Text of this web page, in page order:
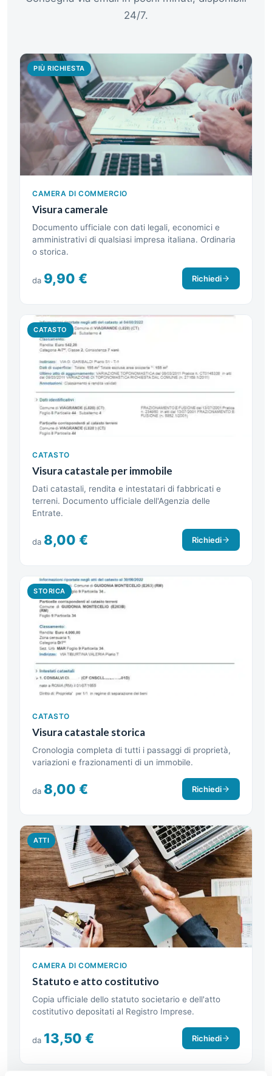
24/7.
PIÙ RICHIESTA
CAMERA DI COMMERCIO
Visura camerale
Documento ufficiale con dati legali, economici e
amministrativi di qualsiasi impresa italiana. Ordinaria
o storica.
da 9,90 € Richiedi
CATASTO
CATASTO
Visura catastale per immobile
Dati catastali, rendita e intestatari di fabbricati e
terreni. Documento ufficiale dell'Agenzia delle
Entrate.
da 8,00 € Richiedi
STORICA
CATASTO
Visura catastale storica
Cronologia completa di tutti i passaggi di proprietà,
variazioni e frazionamenti di un immobile.
da 8,00 € Richiedi
ATTI
CAMERA DI COMMERCIO
Statuto e atto costitutivo
Copia ufficiale dello statuto societario e dell'atto
costitutivo depositati al Registro Imprese.
da 13,50 € Richiedi